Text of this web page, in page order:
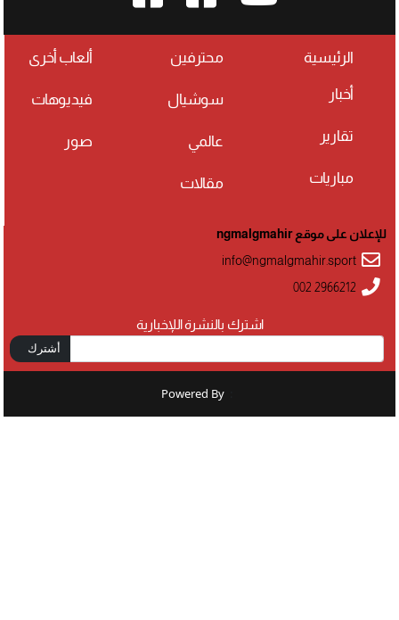
الرئيسية
أخبار
تقارير
مباريات
محترفين
سوشيال
عالمي
مقالات
ألعاب أخرى
فيديوهات
صور
اشترك بالنشرة اللإخبارية
أشترك
للإعلان على موقع ngmalgmahir
info@ngmalgmahir.sport
002 2966212
Powered By